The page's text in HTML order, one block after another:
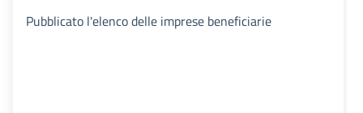
Pubblicato l'elenco delle imprese beneficiarie